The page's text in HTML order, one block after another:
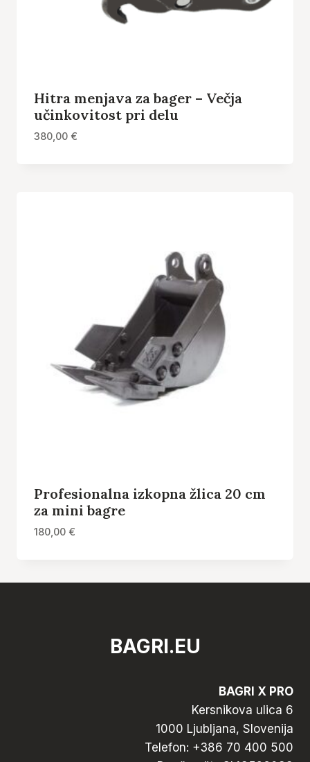
Hitra menjava za bager – Večja
učinkovitost pri delu
380,00 €
Profesionalna izkopna žlica 20 cm
za mini bagre
180,00 €
BAGRI.EU
BAGRI X PRO
Kersnikova ulica 6
1000 Ljubljana, Slovenija
Telefon: +386 70 400 500